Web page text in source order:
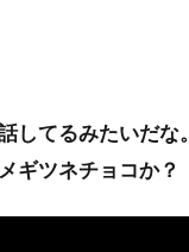
してるみたいだな。
ギツネチョコか？